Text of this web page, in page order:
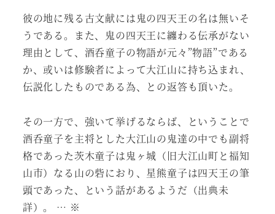
彼の地に残る古文献には鬼の四天王の名は無いそ
うである。また、鬼の四天王に纏わる伝承がない
理由として、酒呑童子の物語が元々”物語”である
か、或いは修験者によって大江山に持ち込まれ、
伝説化したものである為、との返答も頂いた。
その一方で、強いて挙げるならば、ということで
酒呑童子を主将とした大江山の鬼達の中でも副将
格であった茨木童子は鬼ヶ城（旧大江山町と福知
山市）なる山の砦におり、星熊童子は四天王の筆
頭であった、という話があるようだ（出典未
詳）。 … ※